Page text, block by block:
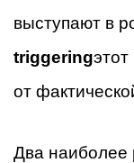
выступают в
triggering
от
Два наиболее